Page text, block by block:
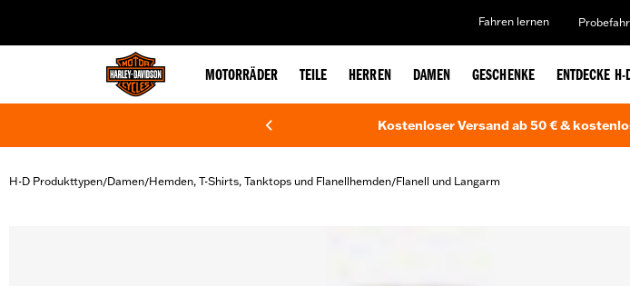
Fahren lernen
MOTORRÄDER TEILE HERREN DAMEN GESCHENKE ENTDECKE H-
Kostenloser Versand ab 50 € &
H-D Produkttypen/Damen/Hemden, T-Shirts, Tanktops und Flanellhemden/Flanell und Langarm